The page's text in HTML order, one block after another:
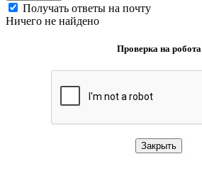
Получать ответы на почту
Ничего не найдено
Проверка на робота
Закрыть